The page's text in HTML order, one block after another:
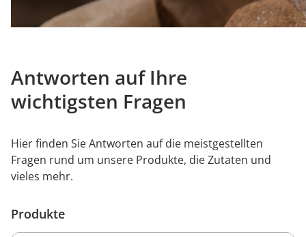
Antworten auf Ihre
wichtigsten Fragen
Hier finden Sie Antworten auf die meistgestellten
Fragen rund um unsere Produkte, die Zutaten und
vieles mehr.
Produkte